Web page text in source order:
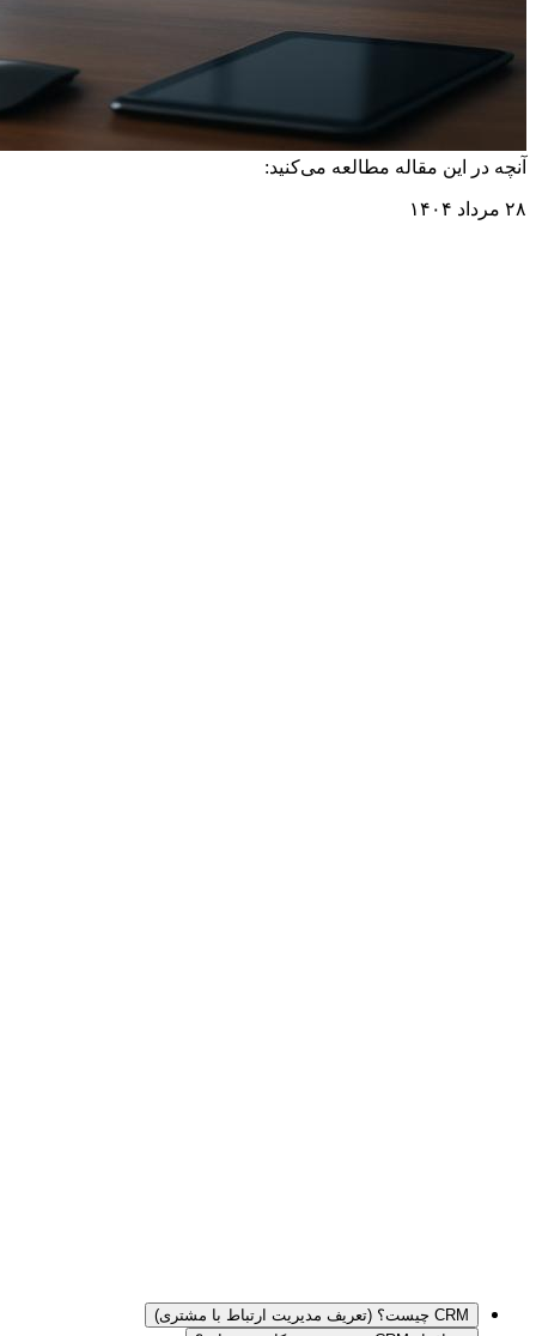
آنچه در این مقاله مطالعه می‌کنید:
۲۸ مرداد ۱۴۰۴
CRM چیست؟ (تعریف مدیریت ارتباط با مشتری)